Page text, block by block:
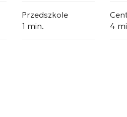
Przedszkole
1 min.
4